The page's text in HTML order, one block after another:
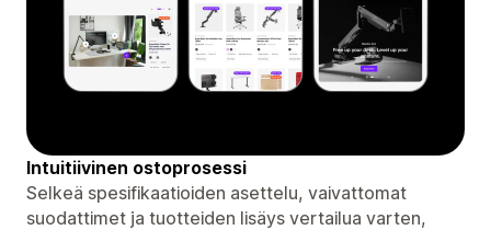
Intuitiivinen ostoprosessi
Selkeä spesifikaatioiden asettelu, vaivattomat
suodattimet ja tuotteiden lisäys vertailua varten,